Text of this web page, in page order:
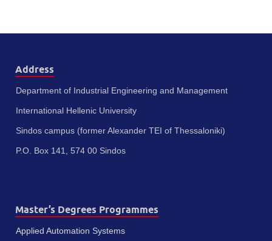
Address
Department of Industrial Engineering and Management
International Hellenic University
Sindos campus (former Alexander TEI of Thessaloniki)
P.O. Box 141, 574 00 Sindos
Master’s Degrees Programmes
Applied Automation Systems